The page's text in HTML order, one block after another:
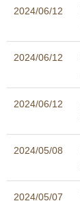
2024/06/12
2024/06/12
2024/06/12
2024/05/08
2024/05/07